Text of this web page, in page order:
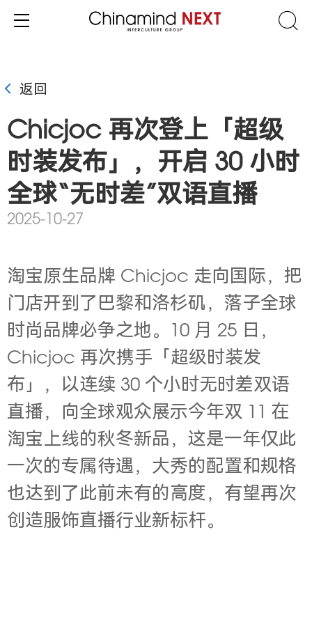
返回
Chicjoc 再次登上「超级
时装发布」，开启 30 小时
全球“无时差”双语直播
2025-10-27
淘宝原生品牌 Chicjoc 走向国际，把
门店开到了巴黎和洛杉矶，落子全球
时尚品牌必争之地。10 月 25 日，
Chicjoc 再次携手「超级时装发
布」，以连续 30 个小时无时差双语
直播，向全球观众展示今年双 11 在
淘宝上线的秋冬新品，这是一年仅此
一次的专属待遇，大秀的配置和规格
也达到了此前未有的高度，有望再次
创造服饰直播行业新标杆。